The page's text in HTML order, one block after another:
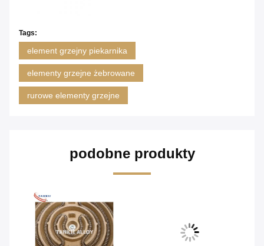
Tags:
element grzejny piekarnika
elementy grzejne żebrowane
rurowe elementy grzejne
podobne produkty